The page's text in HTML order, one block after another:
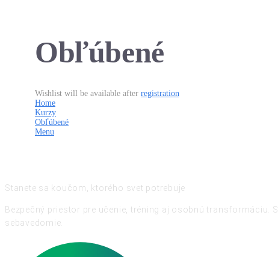
Obľúbené
Wishlist will be available after registration
Home
Kurzy
Obľúbené
Menu
Stanete sa koučom, ktorého svet potrebuje
Bezpečný priestor pre učenie, tréning aj osobnú transformáciu.
sebavedomie.